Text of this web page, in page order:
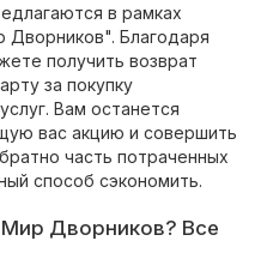
в рамках
Благодаря
получить возврат
за покупку
Вам останется
вас акцию и совершить
часть потраченных
способ сэкономить.
Дворников? Все